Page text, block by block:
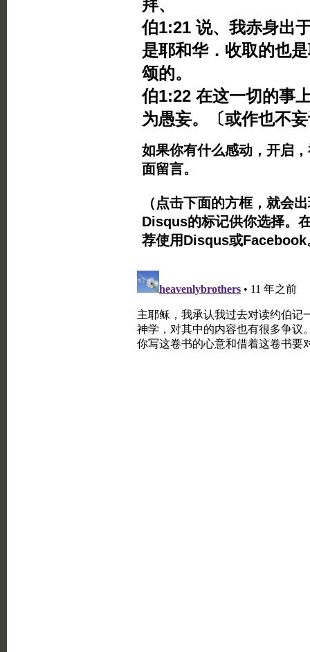
拜、
伯1:21 说、我赤身出
是耶和华．收取的也
颂的。
伯1:22 在这一切的事
为愚妄。〔或作也不
如果你有什么感动，开启
面留言。
（点击下面的方框，就会
Disqus的标记供你选择。
荐使用Disqus或